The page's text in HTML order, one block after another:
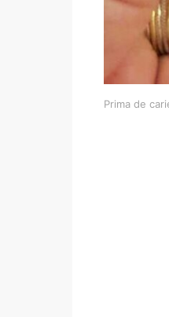
Prima de